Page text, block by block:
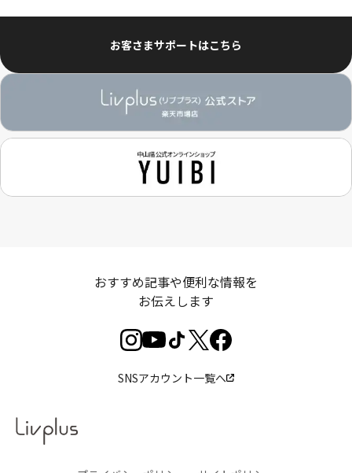
お客さまサポートはこちら
おすすめ記事や便利な情報を
お伝えします
SNSアカウント一覧へ